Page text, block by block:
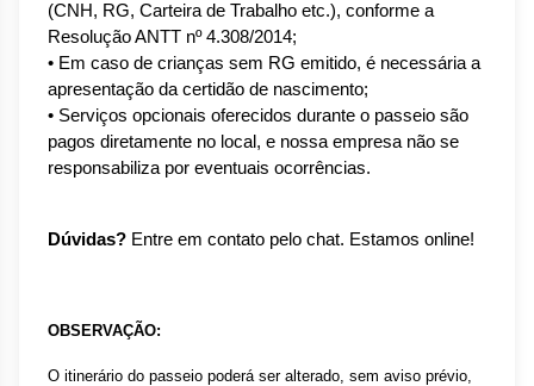
(CNH, RG, Carteira de Trabalho etc.), conforme a
Resolução ANTT nº 4.308/2014;
• Em caso de crianças sem RG emitido, é necessária a
apresentação da certidão de nascimento;
• Serviços opcionais oferecidos durante o passeio são
pagos diretamente no local, e nossa empresa não se
responsabiliza por eventuais ocorrências.
Dúvidas? Entre em contato pelo chat. Estamos online!
OBSERVAÇÃO:
O itinerário do passeio poderá ser alterado, sem aviso prévio,